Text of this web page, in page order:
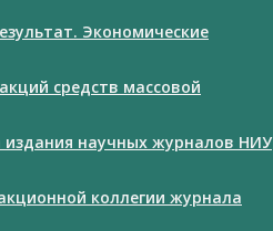
Экономические
средств массовой
издания научных журналов НИУ
коллегии журнала